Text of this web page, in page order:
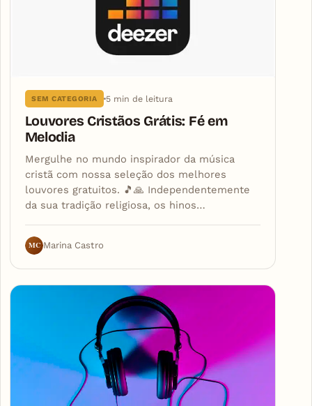
SEM CATEGORIA 5 min de leitura
Louvores Cristãos Grátis: Fé em
Melodia
Mergulhe no mundo inspirador da música
cristã com nossa seleção dos melhores
louvores gratuitos. 🎵🙏 Independentemente
da sua tradição religiosa, os hinos…
MC Marina Castro